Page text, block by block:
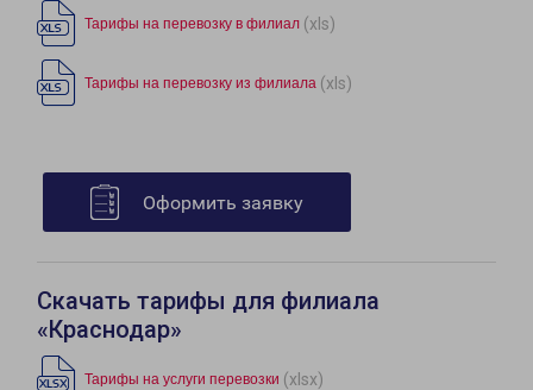
Тарифы на перевозку в филиал (xls)
Тарифы на перевозку из филиала (xls)
Оформить заявку
Скачать тарифы для филиала
«Краснодар»
Тарифы на услуги перевозки (xlsx)